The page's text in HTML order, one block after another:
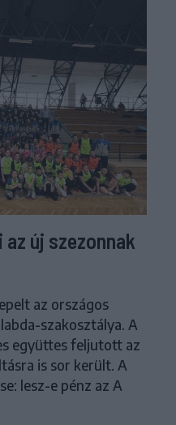
új szezonnak
az országos
szakosztálya. A
együttes feljutott az
is sor került. A
lesz-e pénz az A